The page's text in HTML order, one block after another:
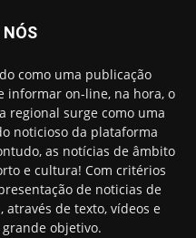
NÓS
como uma publicação
informar on-line, na hora, o
regional surge como uma
noticioso da plataforma
as notícias de âmbito
e cultura! Com critérios
de noticias de
de texto, vídeos e
objetivo.